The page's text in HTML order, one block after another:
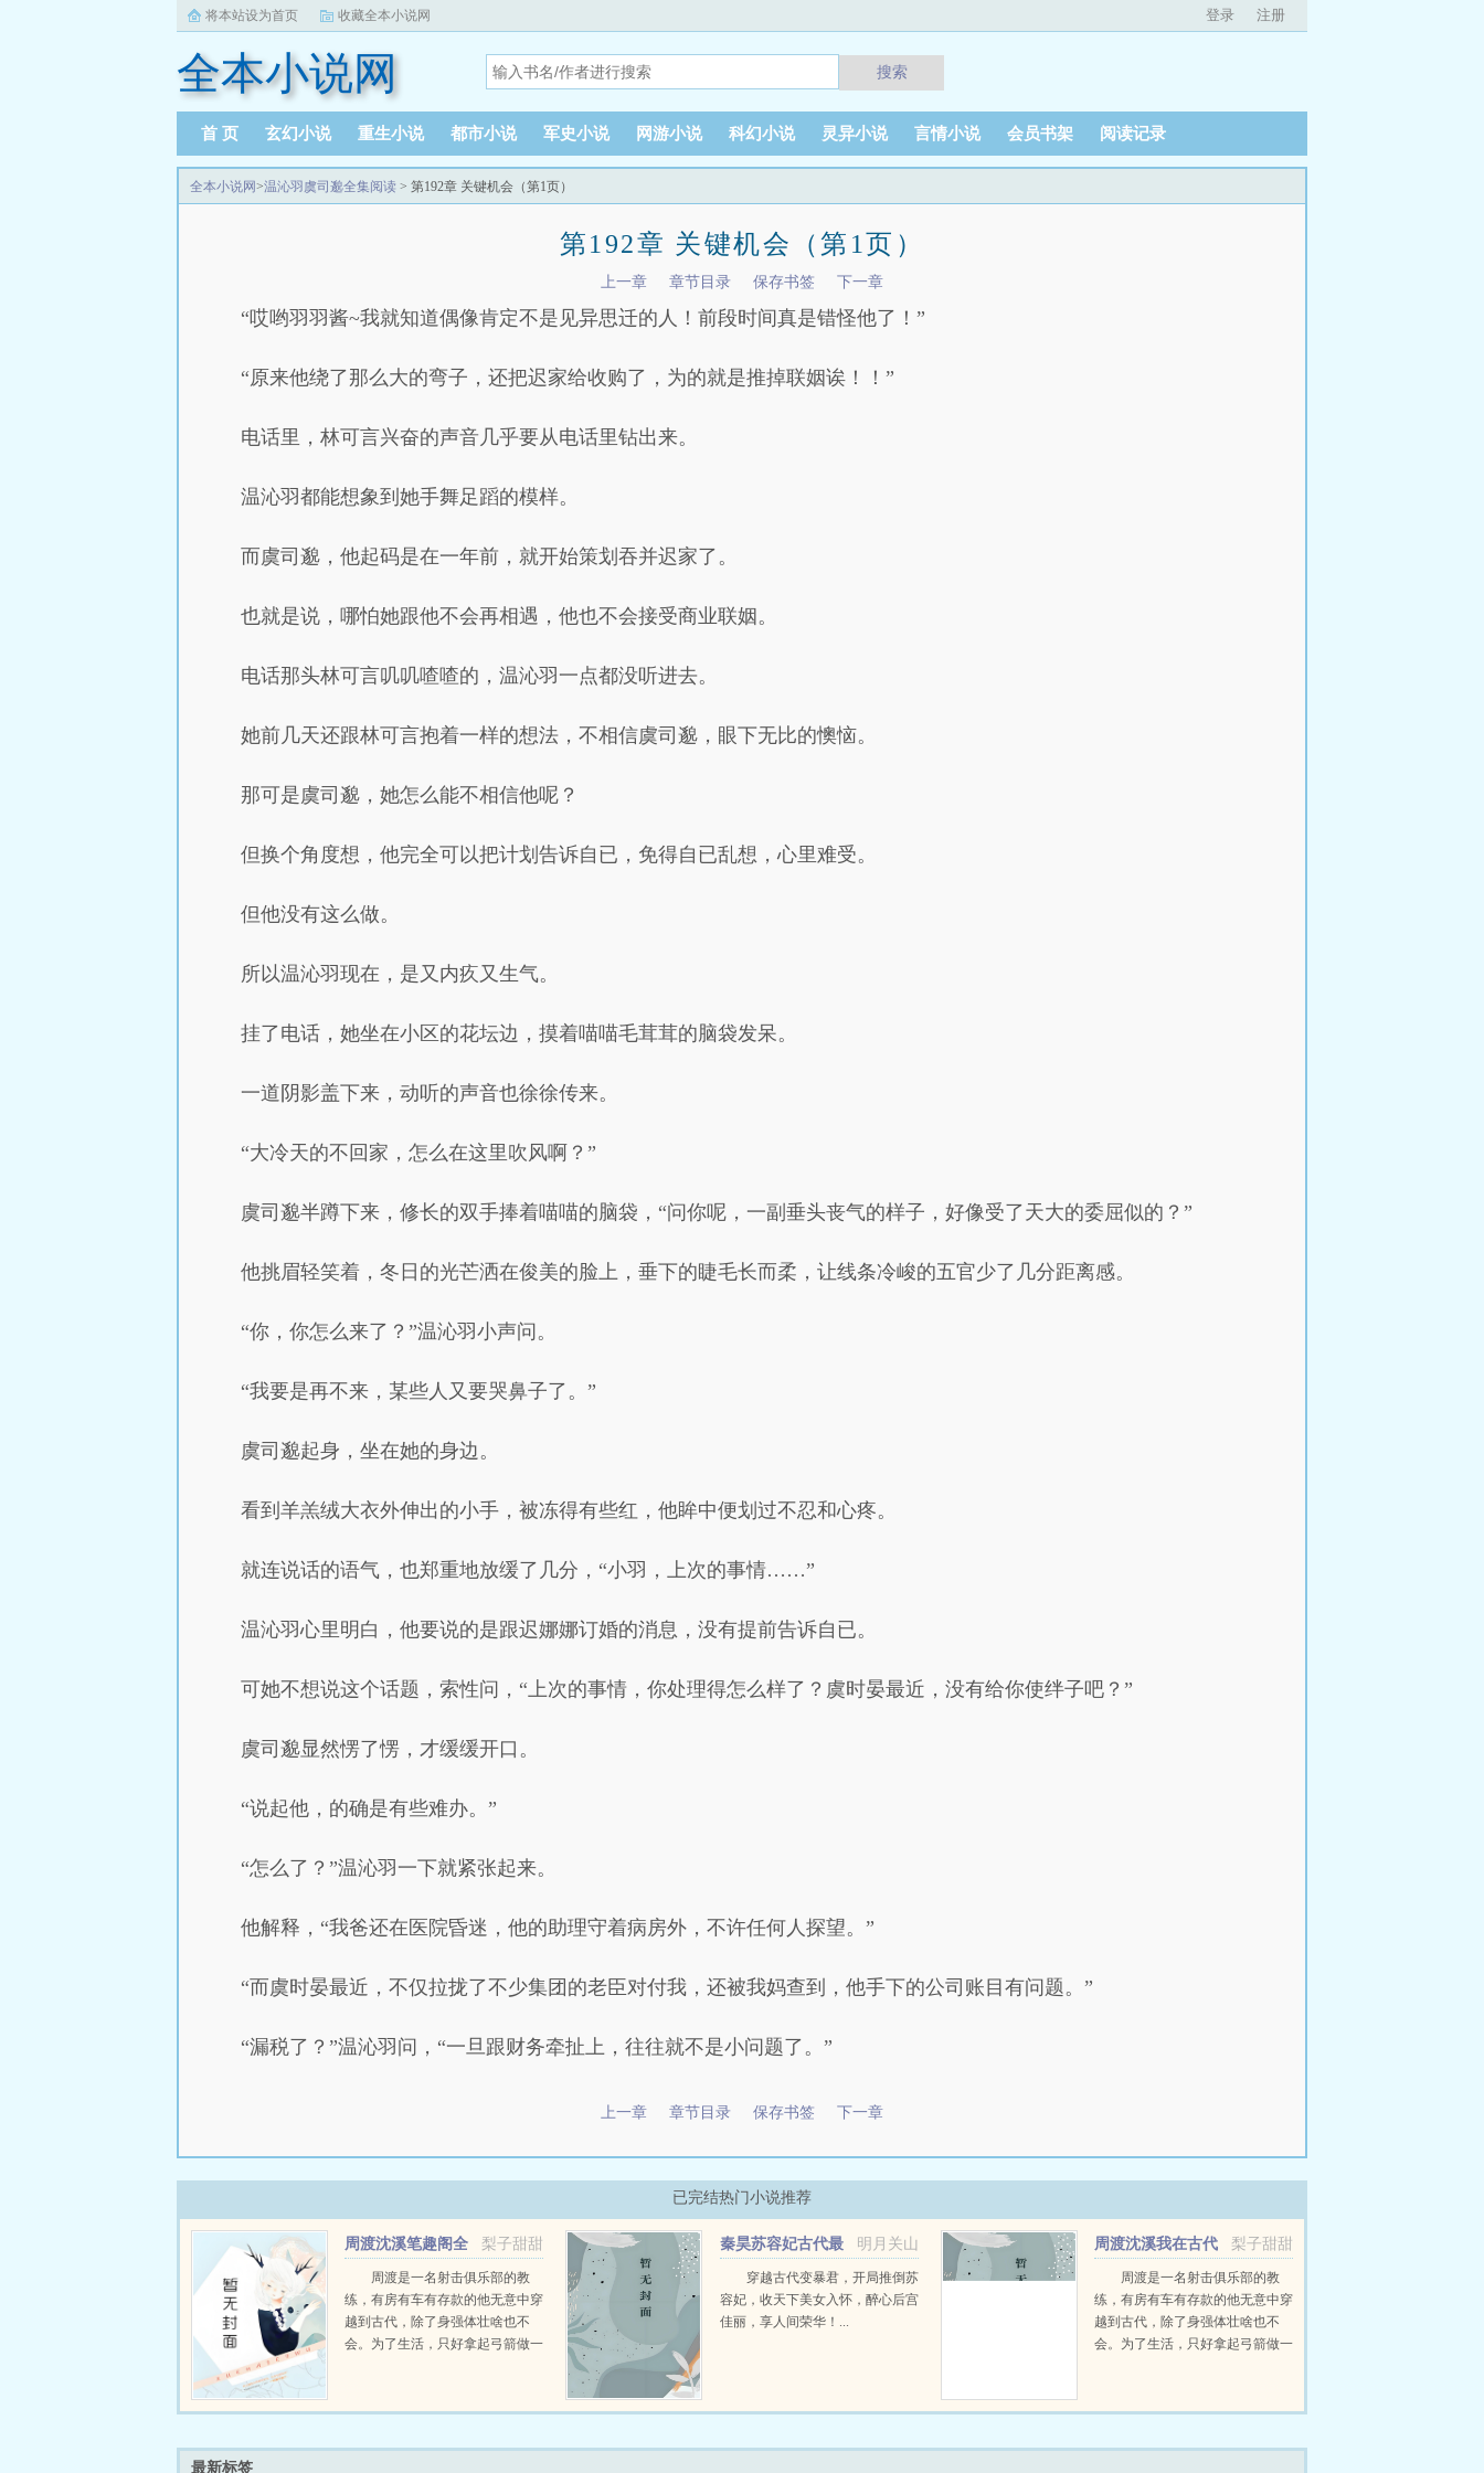
将本站设为首页 收藏全本小说网 登录 注册
全本小说网 搜索
首 页 玄幻小说 重生小说 都市小说 军史小说 网游小说 科幻小说 灵异小说 言情小说 会员书架 阅读记录
全本小说网>温沁羽虞司邈全集阅读 > 第192章 关键机会（第1页）
第192章 关键机会（第1页）
上一章 章节目录 保存书签 下一章
“哎哟羽羽酱~我就知道偶像肯定不是见异思迁的人！前段时间真是错怪他了！”
“原来他绕了那么大的弯子，还把迟家给收购了，为的就是推掉联姻诶！！”
电话里，林可言兴奋的声音几乎要从电话里钻出来。
温沁羽都能想象到她手舞足蹈的模样。
而虞司邈，他起码是在一年前，就开始策划吞并迟家了。
也就是说，哪怕她跟他不会再相遇，他也不会接受商业联姻。
电话那头林可言叽叽喳喳的，温沁羽一点都没听进去。
她前几天还跟林可言抱着一样的想法，不相信虞司邈，眼下无比的懊恼。
那可是虞司邈，她怎么能不相信他呢？
但换个角度想，他完全可以把计划告诉自已，免得自已乱想，心里难受。
但他没有这么做。
所以温沁羽现在，是又内疚又生气。
挂了电话，她坐在小区的花坛边，摸着喵喵毛茸茸的脑袋发呆。
一道阴影盖下来，动听的声音也徐徐传来。
“大冷天的不回家，怎么在这里吹风啊？”
虞司邈半蹲下来，修长的双手捧着喵喵的脑袋，“问你呢，一副垂头丧气的样子，好像受了天大的委屈似的？”
他挑眉轻笑着，冬日的光芒洒在俊美的脸上，垂下的睫毛长而柔，让线条冷峻的五官少了几分距离感。
“你，你怎么来了？”温沁羽小声问。
“我要是再不来，某些人又要哭鼻子了。”
虞司邈起身，坐在她的身边。
看到羊羔绒大衣外伸出的小手，被冻得有些红，他眸中便划过不忍和心疼。
就连说话的语气，也郑重地放缓了几分，“小羽，上次的事情……”
温沁羽心里明白，他要说的是跟迟娜娜订婚的消息，没有提前告诉自已。
可她不想说这个话题，索性问，“上次的事情，你处理得怎么样了？虞时晏最近，没有给你使绊子吧？”
虞司邈显然愣了愣，才缓缓开口。
“说起他，的确是有些难办。”
“怎么了？”温沁羽一下就紧张起来。
他解释，“我爸还在医院昏迷，他的助理守着病房外，不许任何人探望。”
“而虞时晏最近，不仅拉拢了不少集团的老臣对付我，还被我妈查到，他手下的公司账目有问题。”
“漏税了？”温沁羽问，“一旦跟财务牵扯上，往往就不是小问题了。”
上一章 章节目录 保存书签 下一章
已完结热门小说推荐
梨子甜甜
周渡沈溪笔趣阁全
文免费阅读
周渡是一名射击俱乐部的教
练，有房有车有存款的他无意中穿
越到古代，除了身强体壮啥也不
会。为了生活，只好拿起弓箭做一
只野兔，不会做（失望）第三天周
明月关山
秦昊苏容妃古代最
强昏君最新章节在线阅读
穿越古代变暴君，开局推倒苏
容妃，收天下美女入怀，醉心后宫
佳丽，享人间荣华！...
梨子甜甜
周渡沈溪我在古代
当猎户小说免费在线阅读
周渡是一名射击俱乐部的教
练，有房有车有存款的他无意中穿
越到古代，除了身强体壮啥也不
会。为了生活，只好拿起弓箭做一
只野兔，不会做（失望）第三天周
最新标签